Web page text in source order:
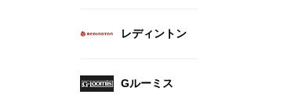
レディントン
Gルーミス